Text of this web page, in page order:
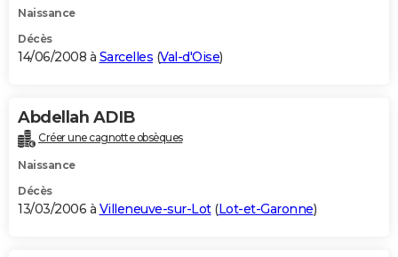
Naissance
Décès
14/06/2008 à Sarcelles (Val-d'Oise)
Abdellah ADIB
Créer une cagnotte obsèques
Naissance
Décès
13/03/2006 à Villeneuve-sur-Lot(Lot-et-Garonne)